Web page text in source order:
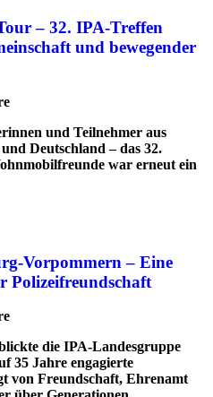
– 32. IPA-Treffen
und bewegender
und Teilnehmer aus
Deutschland – das 32.
war erneut ein
Vorpommern – Eine
Polizeifreundschaft
die IPA-Landesgruppe
35 Jahre engagierte
von Freundschaft, Ehrenamt